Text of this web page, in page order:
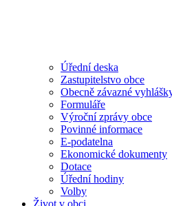
Úřední deska
Zastupitelstvo obce
Obecně závazné
Formuláře
Výroční zprávy obce
Povinné informace
E-podatelna
Ekonomické dokumenty
Dotace
Úřední hodiny
Volby
Život v obci